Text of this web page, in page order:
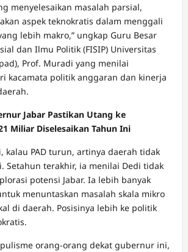
menyelesaikan masalah parsial,
aspek teknokratis dalam menggali
lebih makro,” ungkap Guru Besar
dan Ilmu Politik (FISIP) Universitas
Prof. Muradi yang menilai
kacamata politik anggaran dan kinerja
Jabar Pastikan Utang ke
Miliar Diselesaikan Tahun Ini
kalau PAD turun, artinya daerah tidak
Setahun terakhir, ia menilai Dedi tidak
potensi Jabar. Ia lebih banyak
menuntaskan masalah skala mikro
di daerah. Posisinya lebih ke politik
orang-orang dekat gubernur ini,